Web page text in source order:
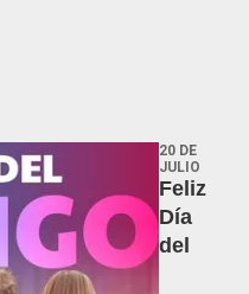
20 DE
JULIO
Feliz
Día
del